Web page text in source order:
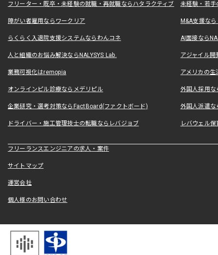
フリーター・既卒・未経験の就職・再就職ならハタラクティブ 未経験・若手
障がい者雇用ならワークリア M&A支援な
らくらく入退院支援システムならわんコネ AI面接なら
人と組織のお悩み解決ならNALYSYS Lab. アジャイル
業務可視化はremopia アメリカの
オンラインピル診療ならメデリピル 外国人採用
企業研究・選考対策ならFactBoard(ファクトボード) 外国人派遣な
ドライバー・施工管理技士の転職ならレバジョブ レバウェル
フリーランスエンジニアの求人・案件
サイトマップ
運営会社
個人様のお問い合わせ